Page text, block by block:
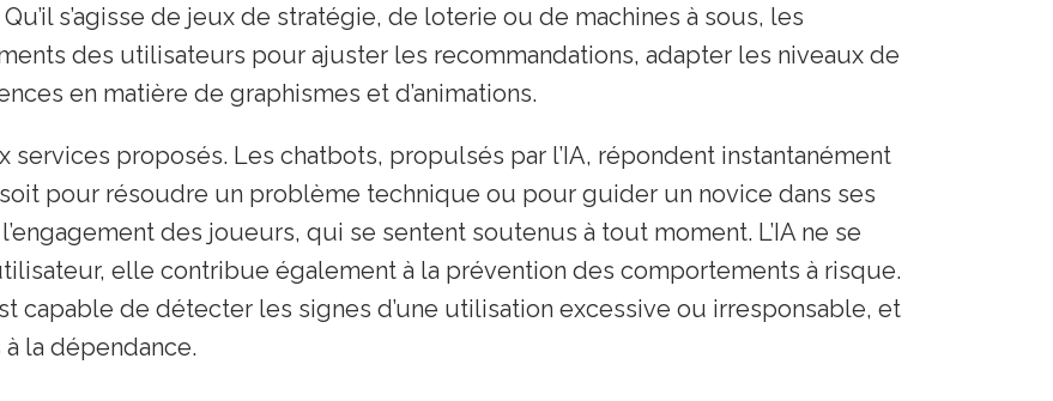
s’agisse de jeux de stratégie, de loterie ou de machines à sous, les
des utilisateurs pour ajuster les recommandations, adapter les niveaux de
en matière de graphismes et d’animations.
services proposés. Les chatbots, propulsés par l’IA, répondent instantanément
pour résoudre un problème technique ou pour guider un novice dans ses
des joueurs, qui se sentent soutenus à tout moment. L’IA ne se
elle contribue également à la prévention des comportements à risque.
capable de détecter les signes d’une utilisation excessive ou irresponsable, et
la dépendance.